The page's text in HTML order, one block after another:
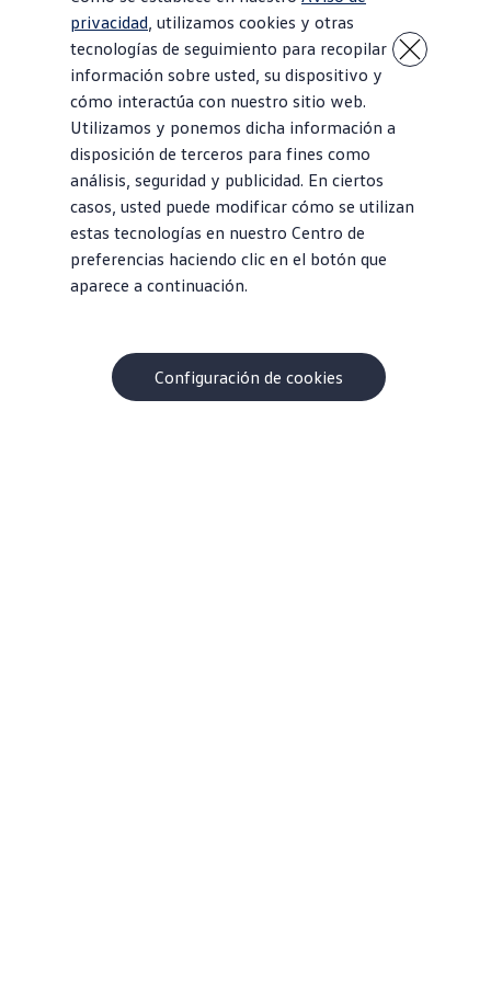
privacidad, utilizamos cookies y otras
tecnologías de seguimiento para recopilar
información sobre usted, su dispositivo y
cómo interactúa con nuestro sitio web.
Utilizamos y ponemos dicha información a
disposición de terceros para fines como
análisis, seguridad y publicidad. En ciertos
casos, usted puede modificar cómo se utilizan
estas tecnologías en nuestro Centro de
preferencias haciendo clic en el botón que
aparece a continuación.
Configuración de cookies